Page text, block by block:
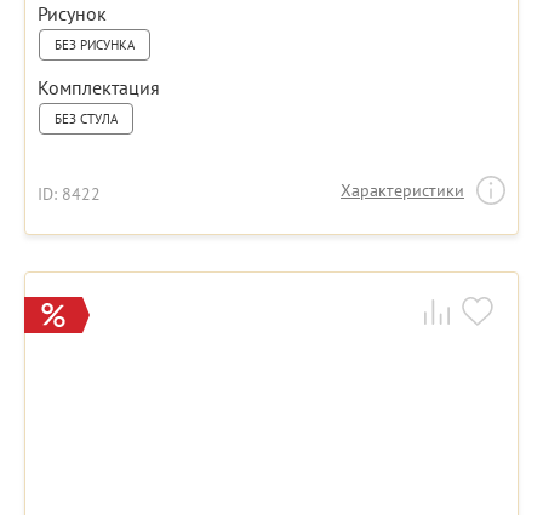
Рисунок
БЕЗ РИСУНКА
Комплектация
БЕЗ СТУЛА
ID: 8422 Характеристики